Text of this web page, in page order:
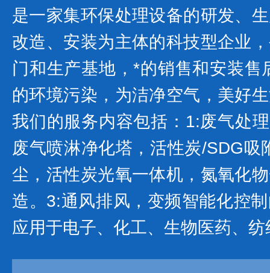
是一家集环保处理设备的研发、
改造、安装为主体的科技型企业
门和生产基地，*的销售和安装售
的环境污染，为洁净空气，美好
我们的服务内容包括：1:废气处
废气喷淋净化塔，活性炭/SDG吸
尘，活性炭光氧一体机，氮氧化
造。3:通风排风，变频智能化控
应用于电子、化工、生物医药、